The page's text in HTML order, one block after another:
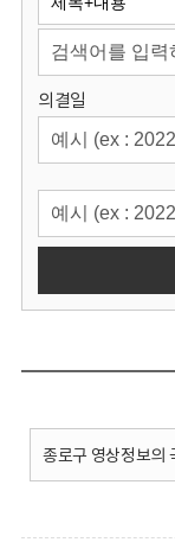
의결일
종로구 영상정보의